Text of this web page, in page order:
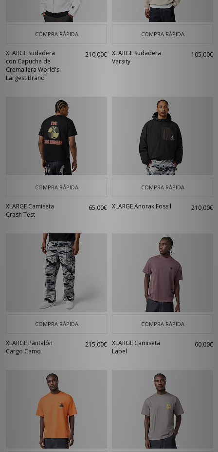
COMPRA RÁPIDA
XLARGE Sudadera
con Capucha de
Cremallera World's
Largest Brand
210,00€
COMPRA RÁPIDA
XLARGE Sudadera
Varsity
105,00€
COMPRA RÁPIDA
XLARGE Camiseta
Crash Test
65,00€
COMPRA RÁPIDA
XLARGE Anorak Fossil 210,00€
COMPRA RÁPIDA
XLARGE Pantalón
Cargo Camo
215,00€
COMPRA RÁPIDA
XLARGE Camiseta
Label
60,00€